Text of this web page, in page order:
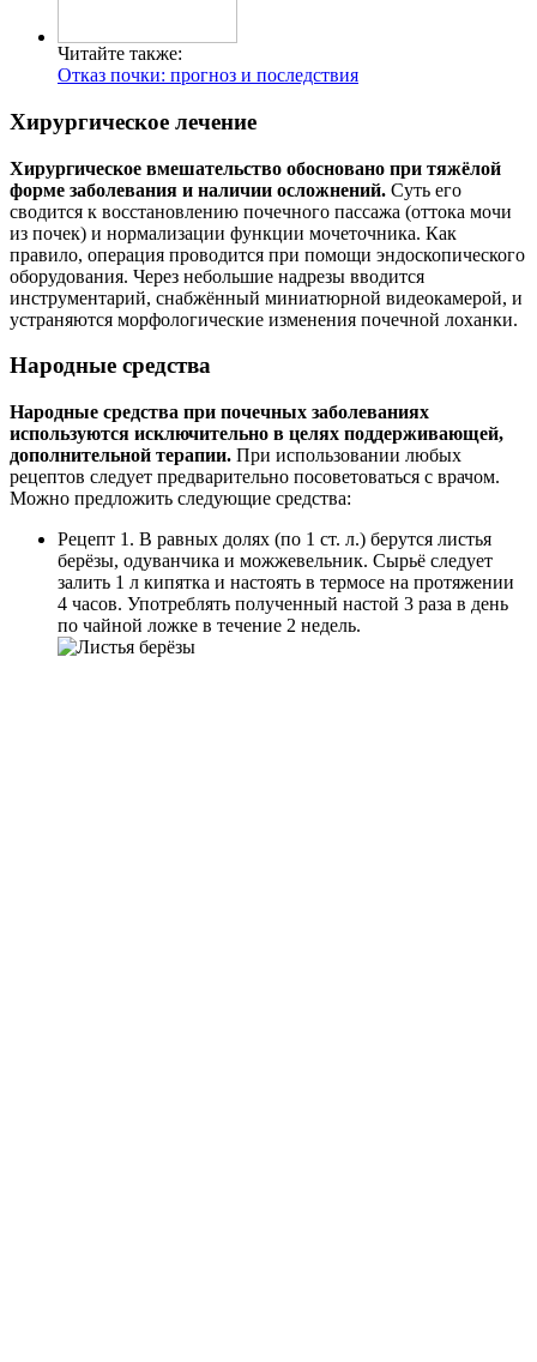
Читайте также:
Отказ почки: прогноз и последствия
Хирургическое лечение
Хирургическое вмешательство обосновано при тяжёлой
форме заболевания и наличии осложнений. Суть его
сводится к восстановлению почечного пассажа (оттока мочи
из почек) и нормализации функции мочеточника. Как
правило, операция проводится при помощи эндоскопического
оборудования. Через небольшие надрезы вводится
инструментарий, снабжённый миниатюрной видеокамерой, и
устраняются морфологические изменения почечной лоханки.
Народные средства
Народные средства при почечных заболеваниях
используются исключительно в целях поддерживающей,
дополнительной терапии. При использовании любых
рецептов следует предварительно посоветоваться с врачом.
Можно предложить следующие средства:
Рецепт 1. В равных долях (по 1 ст. л.) берутся листья
берёзы, одуванчика и можжевельник. Сырьё следует
залить 1 л кипятка и настоять в термосе на протяжении
4 часов. Употреблять полученный настой 3 раза в день
по чайной ложке в течение 2 недель.